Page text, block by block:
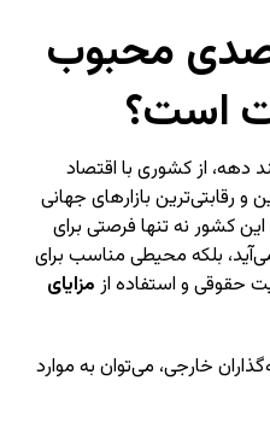
محبوب
است؟
دهه، از کشوری با اقتصاد
و رقابتی‌ترین بازارهای جهانی
کشور نه تنها فرصتی برای
بلکه محیطی مناسب برای
حقوقی و استفاده از مزایای
خارجی، می‌توان به موارد